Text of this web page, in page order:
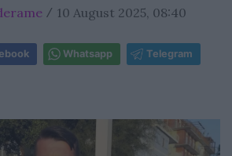
/ 10 August 2025, 08:40
Whatsapp Telegram